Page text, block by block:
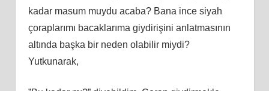
kadar masum muydu acaba? Bana ince siyah
çoraplarımı bacaklarıma giydirişini anlatmasının
altında başka bir neden olabilir miydi?
Yutkunarak,